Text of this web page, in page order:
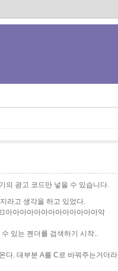
광고 코드만 넣을 수 있습니다.
라고 생각을 하고 있었다.
아아아아아아아아아아아아아악
있는 젠더를 검색하기 시작..
다. 대부분 A를 C로 바꿔주는거더라